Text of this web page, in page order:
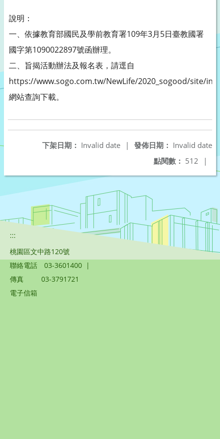
說明：
一、依據教育部國民及學前教育署109年3月5日臺教國署
國字第1090022897號函辦理。
二、旨揭活動辦法及報名表，請逕自
https://www.sogo.com.tw/NewLife/2020_sogood/site/
網站查詢下載。
發佈日期： Invalid date
下架日期： Invalid date
|
點閱數： 512 |
:::
桃園區文中路120號
聯絡電話
03-3601400 |
傳真
03-3791721
電子信箱